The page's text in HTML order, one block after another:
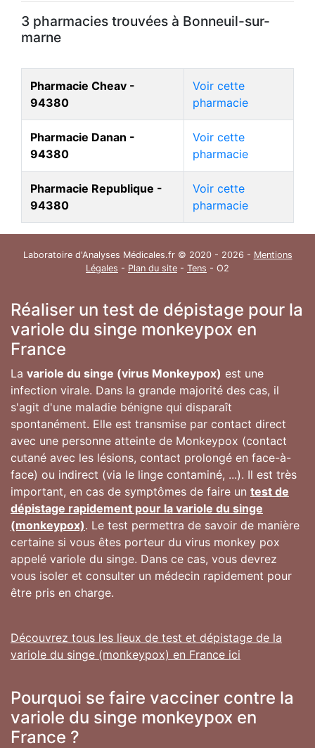
3 pharmacies trouvées à Bonneuil-sur-
marne
Pharmacie Cheav -
94380
Voir cette
pharmacie
Pharmacie Danan -
94380
Voir cette
pharmacie
Pharmacie Republique -
94380
Voir cette
pharmacie
Laboratoire d'Analyses Médicales.fr © 2020 - 2026 - Mentions
Légales - Plan du site - Tens - O2
Réaliser un test de dépistage pour la
variole du singe monkeypox en
France
La variole du singe (virus Monkeypox) est une
infection virale. Dans la grande majorité des cas, il
s'agit d'une maladie bénigne qui disparaît
spontanément. Elle est transmise par contact direct
avec une personne atteinte de Monkeypox (contact
cutané avec les lésions, contact prolongé en face-à-
face) ou indirect (via le linge contaminé, ...). Il est très
important, en cas de symptômes de faire un test de
dépistage rapidement pour la variole du singe
(monkeypox). Le test permettra de savoir de manière
certaine si vous êtes porteur du virus monkey pox
appelé variole du singe. Dans ce cas, vous devrez
vous isoler et consulter un médecin rapidement pour
être pris en charge.
Découvrez tous les lieux de test et dépistage de la
variole du singe (monkeypox) en France ici
Pourquoi se faire vacciner contre la
variole du singe monkeypox en
France ?